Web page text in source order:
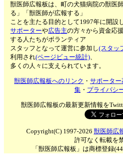
獣医師広報板は、町の犬猫病院の獣医
る」「獣医師が広報する」
ことを主たる目的として1997年に開設
サポーターや広告主の方々から資金応
する人たちがボランティア
スタッフとなって運営に参加し(スタッ
利用され(ページビュー統計)、
多くの人々に支えられています。
獣医師広報板へのリンク ・サポーター
集・ プライバシ
獣医師広報板の最新更新情報を
Copyright(C) 1997-2026 獣医師広
許可なく転載を
「獣医師広報板」は商標登録